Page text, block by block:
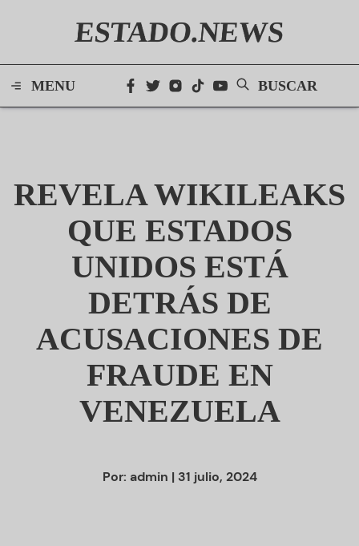
ESTADO.NEWS
MENU BUSCAR
REVELA WIKILEAKS
QUE ESTADOS
UNIDOS ESTÁ
DETRÁS DE
ACUSACIONES DE
FRAUDE EN
VENEZUELA
Por: admin | 31 julio, 2024